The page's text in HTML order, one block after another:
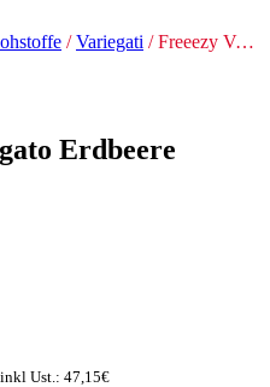
/Variegati / Freeezy Variegato Erdbeere
Erdbeere
Ust.: 47,15€